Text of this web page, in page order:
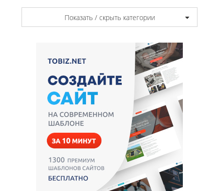
Показать / скрыть категории